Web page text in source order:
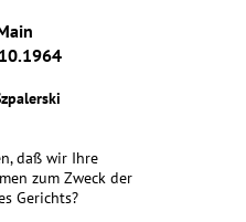
daß wir Ihre
zum Zweck der
Gerichts?